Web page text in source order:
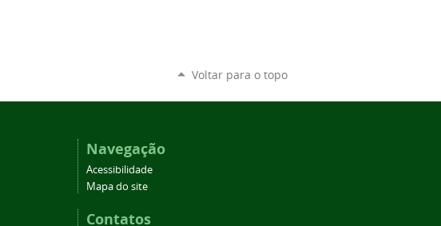
Voltar para o topo
Navegação
Acessibilidade
Mapa do site
Contatos